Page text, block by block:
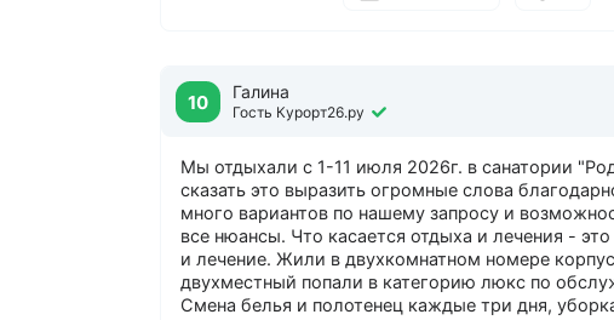
10 Галина
Гость Курорт26.ру
Мы отдыхали с 1-11 июля 2026г. в санатории
сказать это выразить огромные слова
много вариантов по нашему запросу и
все нюансы. Что касается отдыха и лечения -
и лечение. Жили в двухкомнатном номере
двухместный попали в категорию люкс по
Смена белья и полотенец каждые три дня,